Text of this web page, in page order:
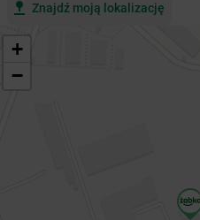
Znajdź moją lokalizację
+
−